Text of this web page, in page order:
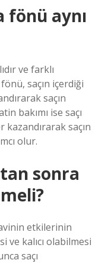
fönü aynı
ve farklı
saçın içerdiği
saçın
bakımı ise saçı
saçın
olur.
sonra
etkilerinin
ve kalıcı olabilmesi
saçı